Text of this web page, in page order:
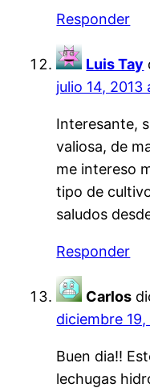
Responder
Luis Tay
julio 14, 2013
Interesante,
valiosa, de
me intereso
tipo de
saludos
Responder
Carlos
diciembre
Buen dia!!
lechugas